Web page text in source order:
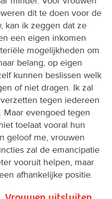
dit te doen voor de
kan ik zeggen dat ze
een eigen inkomen
mogelijkheden om
belang, op eigen
kunnen beslissen welk
of niet dragen. Ik zal
tegen iedereen
evengoed tegen
toelaat vooral hun
geloof me, vrouwen
zal de emancipatie
vooruit helpen, maar
afhankelijke positie.